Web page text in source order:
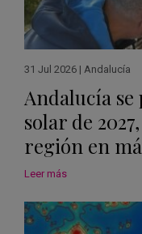
31 Jul 2026 | Andalucía
Andalucía se
solar de
región en
Leer más